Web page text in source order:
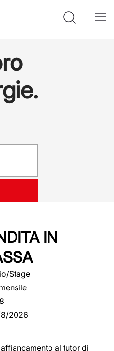
IN
Stage
2026
al tutor di